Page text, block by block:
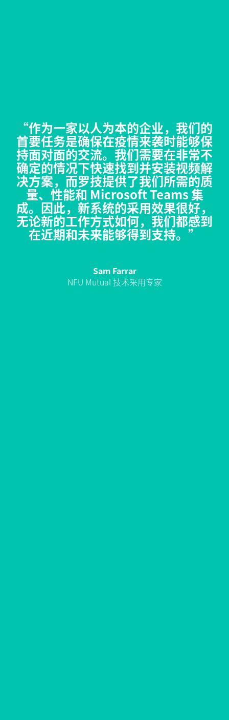
“作为一家以人为本的企业，我们的
首要任务是确保在疫情来袭时能够保
持面对面的交流。我们需要在非常不
确定的情况下快速找到并安装视频解
决方案，而罗技提供了我们所需的质
量、性能和 Microsoft Teams 集
成。因此，新系统的采用效果很好，
无论新的工作方式如何，我们都感到
在近期和未来能够得到支持。”
Sam Farrar
NFU Mutual 技术采用专家